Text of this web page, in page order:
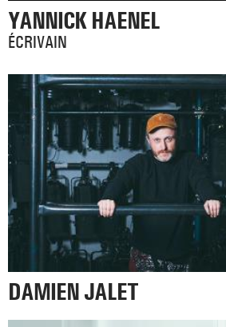
YANNICK HAENEL
ÉCRIVAIN
DAMIEN JALET